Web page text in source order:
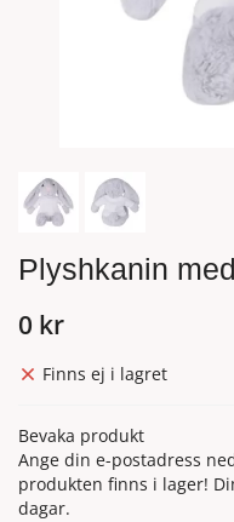
Plyshkanin
0 kr
Finns ej i lagret
Bevaka produkt
Ange din e-postadress
produkten finns i lager!
dagar.